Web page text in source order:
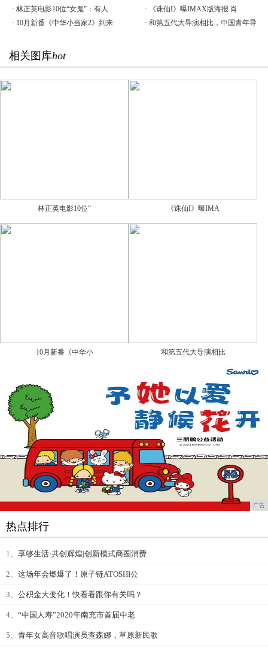
· 林正英电影10位“女鬼”：有人 ·
《诛仙I》曝IMAX版海报 肖
· 10月新番《中华小当家2》到来 · 和第五代大导演相比，中国青年导
相关图库hot
林正英电影10位“ 《诛仙I》曝IMA
10月新番《中华小 和第五代大导演相比
广告
热点排行
1、 享够生活·共创辉煌|创新模式商圈消费
2、 这场年会燃爆了！原子链ATOSHI公
3、 公积金大变化！快看看跟你有关吗？
4、 “中国人寿”2020年南充市首届中老
5、 青年女高音歌唱演员查森娜，草原新民歌